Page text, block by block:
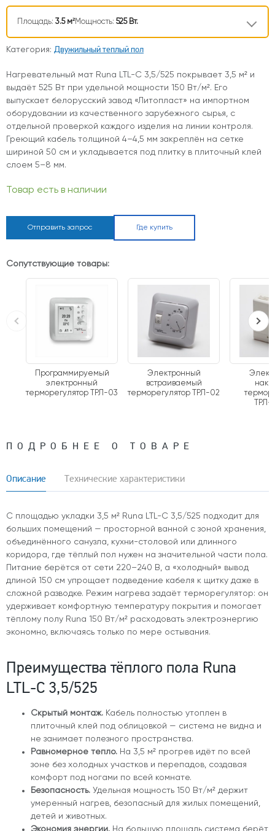
Площадь: 3.5 м²Мощность: 525 Вт.
Категория: Двужильный теплый пол
Нагревательный мат Runa LTL-C 3,5/525 покрывает 3,5 м² и
выдаёт 525 Вт при удельной мощности 150 Вт/м². Его
выпускает белорусский завод «Литопласт» на импортном
оборудовании из качественного зарубежного сырья, с
отдельной проверкой каждого изделия на линии контроля.
Греющий кабель толщиной 4–4,5 мм закреплён на сетке
шириной 50 см и укладывается под плитку в плиточный клей
слоем 5–8 мм.
Товар есть в наличии
Отправить запрос Где купить
Сопутствующие товары:
Программируемый
электронный
терморегулятор ТРЛ-03
Электронный
встраиваемый
терморегулятор ТРЛ-02
ТРЛ-
ПОДРОБНЕЕ О ТОВАРЕ
Описание Технические характеристики
С площадью укладки 3,5 м² Runa LTL-C 3,5/525 подходит для
больших помещений — просторной ванной с зоной хранения,
объединённого санузла, кухни-столовой или длинного
коридора, где тёплый пол нужен на значительной части пола.
Питание берётся от сети 220–240 В, а «холодный» вывод
длиной 150 см упрощает подведение кабеля к щитку даже в
сложной разводке. Режим нагрева задаёт терморегулятор: он
удерживает комфортную температуру покрытия и помогает
тёплому полу Runa 150 Вт/м² расходовать электроэнергию
экономно, включаясь только по мере остывания.
Преимущества тёплого пола Runa
LTL-C 3,5/525
Скрытый монтаж. Кабель полностью утоплен в
плиточный клей под облицовкой — система не видна и
не занимает полезного пространства.
Равномерное тепло. На 3,5 м² прогрев идёт по всей
зоне без холодных участков и перепадов, создавая
комфорт под ногами по всей комнате.
Безопасность. Удельная мощность 150 Вт/м² держит
умеренный нагрев, безопасный для жилых помещений,
детей и животных.